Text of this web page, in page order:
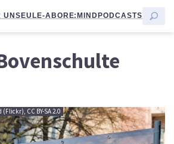
UNSEULE-ABORE:MINDPODCASTS
CC BY-SA 2.0